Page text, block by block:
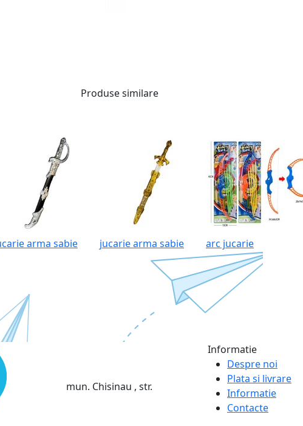
Produse similare
arma sabie jucarie arma sabie arc jucarie
mun. Chisinau , str.
Informatie
Despre noi
Plata si livrare
Informatie
Contacte